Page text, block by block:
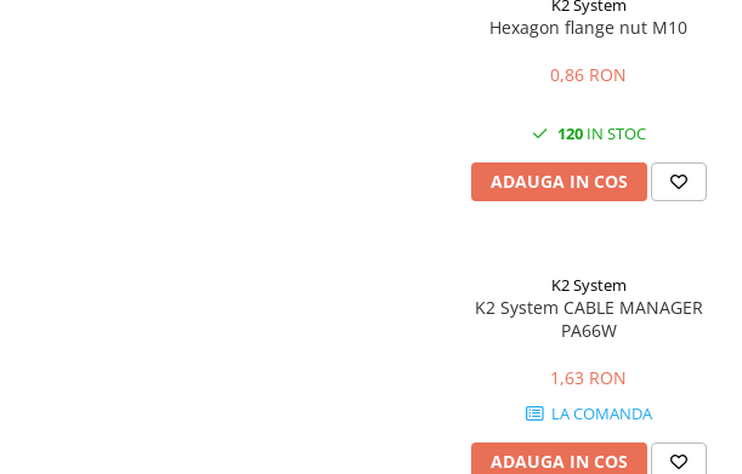
K2 System
Hexagon flange nut M10
0,86 RON
120IN STOC
ADAUGA IN COS
K2 System
K2 System CABLE MANAGER
PA66W
1,63 RON
LA COMANDA
ADAUGA IN COS